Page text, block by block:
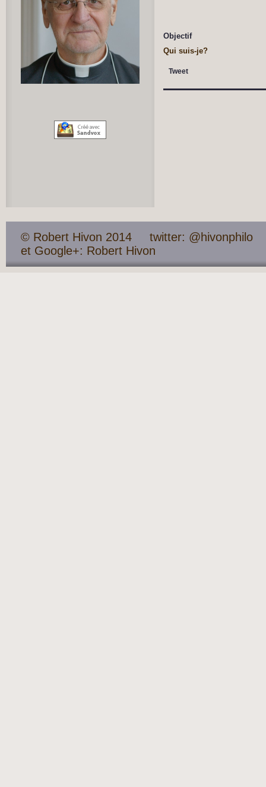
Objectif
Qui suis-je?
Tweet
© Robert Hivon 2014 twitter: @hivonphilo
et Google+: Robert Hivon